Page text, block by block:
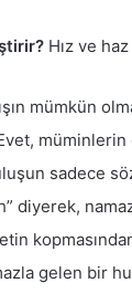
Hız ve
mümkün
müminlerin
sadece
diyerek, namaz
gelen bir